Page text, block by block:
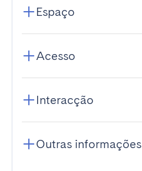
Espaço
Acesso
Interacção
Outras informações